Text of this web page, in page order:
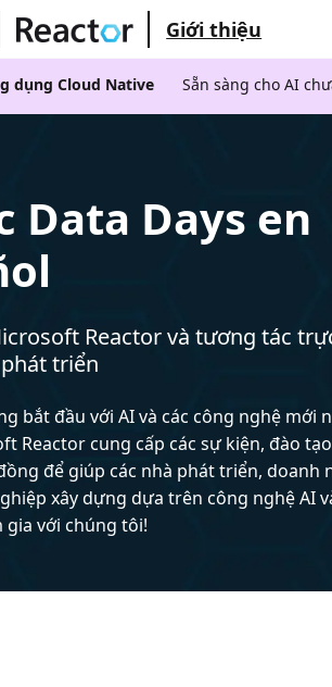
Giới thiệu
dụng Cloud Native Sẵn sàng cho AI
Data Days en
Reactor và tương tác
triển
bắt đầu với AI và các công nghệ mới
Reactor cung cấp các sự kiện, đào
để giúp các nhà phát triển, doanh
xây dựng dựa trên công nghệ AI
gia với chúng tôi!